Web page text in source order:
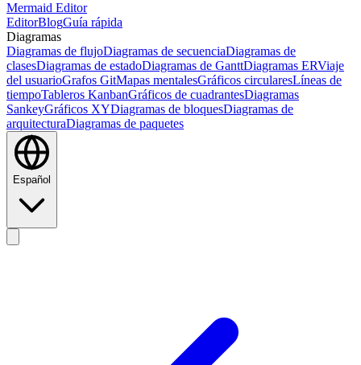
Mermaid Editor
EditorBlogGuía rápida
Diagramas
Diagramas de flujoDiagramas de secuenciaDiagramas de
clasesDiagramas de estadoDiagramas de GanttDiagramas ERViaje
del usuarioGrafos GitMapas mentalesGráficos circularesLíneas de
tiempoTableros KanbanGráficos de cuadrantesDiagramas
SankeyGráficos XYDiagramas de bloquesDiagramas de
arquitecturaDiagramas de paquetes
Español